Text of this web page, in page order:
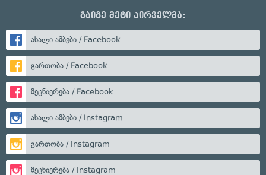
გაიგე მეტი პირველმა:
ახალი ამბები / Facebook
გართობა / Facebook
მეცნიერება / Facebook
ახალი ამბები / Instagram
გართობა / Instagram
მეცნიერება / Instagram